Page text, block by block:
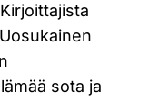
sota ja